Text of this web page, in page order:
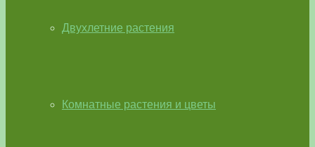
Двухлетние растения
Комнатные растения и цветы